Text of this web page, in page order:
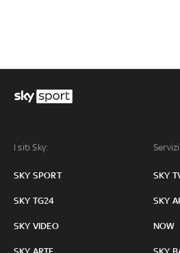
I siti Sky:
SKY SPORT
SKY TG24
SKY VIDEO
Servizi:
SKY
SKY
NOW